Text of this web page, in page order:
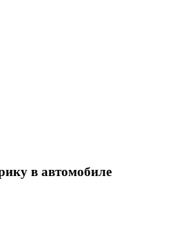
в автомобиле